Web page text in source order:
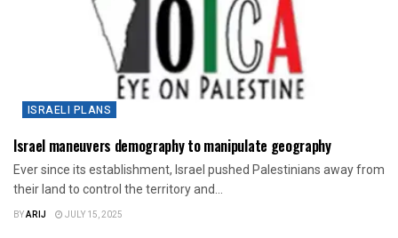
ISRAELI PLANS
Israel maneuvers demography to manipulate geography
Ever since its establishment, Israel pushed Palestinians away from
their land to control the territory and...
BYARIJ JULY 15, 2025